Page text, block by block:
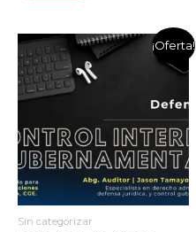
¡Oferta!
Sin categorizar